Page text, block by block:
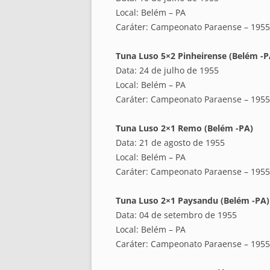
Local: Belém – PA
Caráter: Campeonato Paraense – 1955
Tuna Luso 5×2 Pinheirense (Belém -
Data: 24 de julho de 1955
Local: Belém – PA
Caráter: Campeonato Paraense – 1955
Tuna Luso 2×1 Remo (Belém -PA)
Data: 21 de agosto de 1955
Local: Belém – PA
Caráter: Campeonato Paraense – 1955
Tuna Luso 2×1 Paysandu (Belém -PA)
Data: 04 de setembro de 1955
Local: Belém – PA
Caráter: Campeonato Paraense – 1955